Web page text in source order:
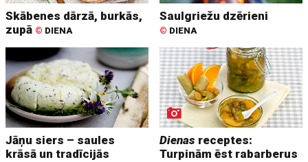
Skābenes dārzā, burkās,
zupā © DIENA
Saulgriežu dzērieni
© DIENA
Jāņu siers – saules
krāsā un tradīcijās
Dienas receptes:
Turpinām ēst rabarberus